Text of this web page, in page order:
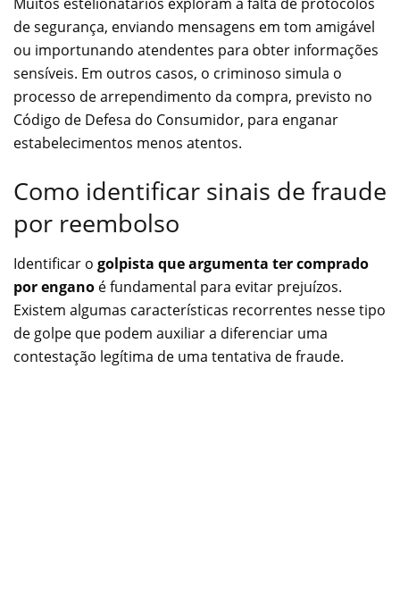
de segurança, enviando mensagens em tom amigável
ou importunando atendentes para obter informações
sensíveis. Em outros casos, o criminoso simula o
processo de arrependimento da compra, previsto no
Código de Defesa do Consumidor, para enganar
estabelecimentos menos atentos.
Como identificar sinais de fraude
por reembolso
Identificar o golpista que argumenta ter comprado
por engano é fundamental para evitar prejuízos.
Existem algumas características recorrentes nesse tipo
de golpe que podem auxiliar a diferenciar uma
contestação legítima de uma tentativa de fraude.